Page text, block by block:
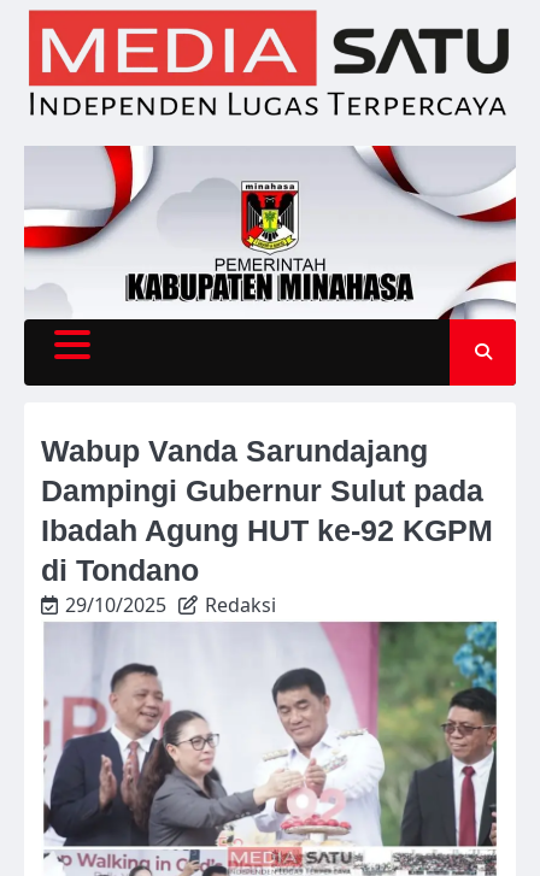
Skip
content
Wabup Vanda Sarundajang
Dampingi Gubernur Sulut pada
Ibadah Agung HUT ke-92 KGPM
di Tondano
29/10/2025 Redaksi